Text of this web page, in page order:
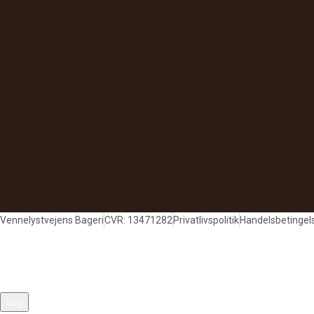
Vennelystvejens BageriCVR: 13471282 Privatlivspolitik